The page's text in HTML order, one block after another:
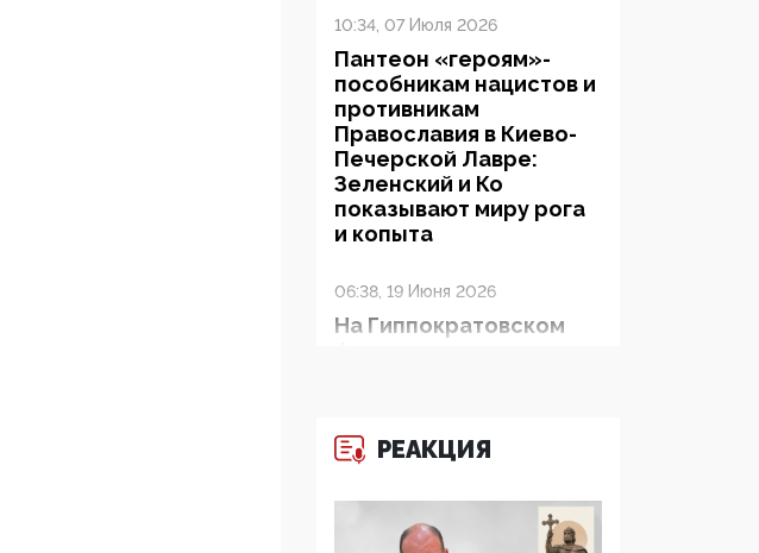
10:34, 07 Июля 2026
Пантеон «героям»-
пособникам нацистов и
противникам
Православия в Киево-
Печерской Лавре:
Зеленский и Ко
показывают миру рога
и копыта
06:38, 19 Июня 2026
На Гиппократовском
больше, чем кровные
05:00, 13 Июня 2026
РЕАКЦИЯ